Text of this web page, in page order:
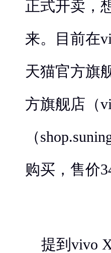
正式开卖，
来。目前在
天猫官方旗
方旗舰店（
（
购买，售价
提到vivo